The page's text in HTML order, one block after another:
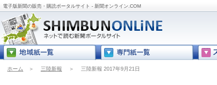
電子版新聞の販売・購読ポータルサイト - 新聞オンライン.COM
ホーム ＞ 三陸新報 ＞ 三陸新報 2017年9月21日